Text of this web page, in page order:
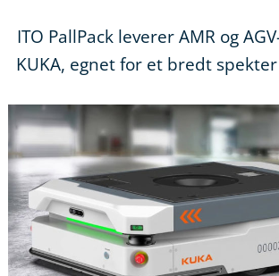
ITO PallPack leverer AMR og
KUKA, egnet for et bredt